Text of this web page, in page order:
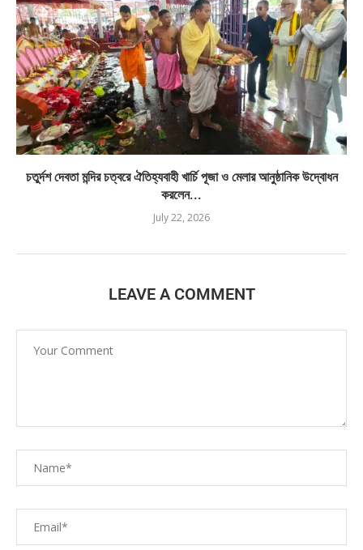
চতুর্দশ দেবতা মন্দির চত্বরে ঐতিহ্যবাহী খার্চি পূজা ও মেলার আনুষ্ঠানিক উদ্বোধন
করলেন...
July 22, 2026
LEAVE A COMMENT